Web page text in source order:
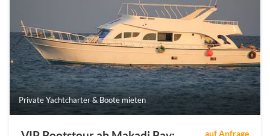
Private Yachtcharter & Boote mieten
auf Anfrage